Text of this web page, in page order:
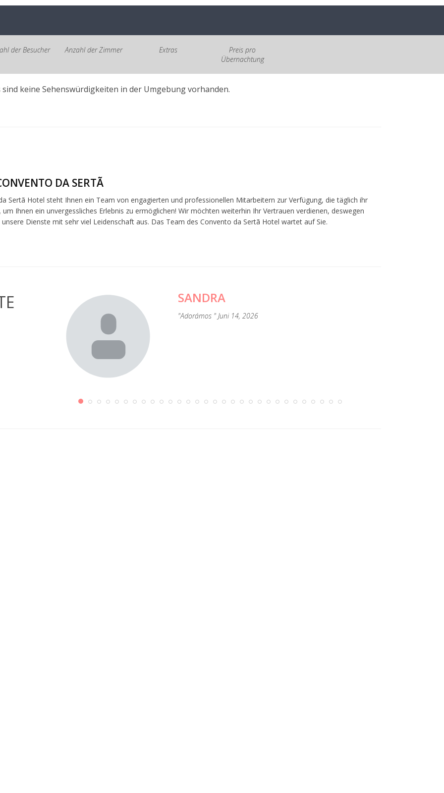
der Besucher Anzahl der Zimmer Extras
Preis pro
Übernachtung
sind keine Sehenswürdigkeiten in der Umgebung vorhanden.
DA SERTÃ
Sertã Hotel steht Ihnen ein Team von engagierten und professionellen Mitarbeitern zur Verfügung, die täglich ihr
um Ihnen ein unvergessliches Erlebnis zu ermöglichen! Wir möchten weiterhin Ihr Vertrauen verdienen, deswegen
Dienste mit sehr viel Leidenschaft aus. Das Team des Convento da Sertã Hotel wartet auf Sie.
Dekoration, die
nettes Personal,
uns detaillierte
SANDRA
"Adorámos " Juni 14, 2026